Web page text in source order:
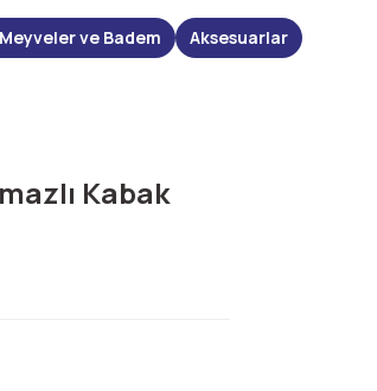
ve Badem
Aksesuarlar
Kabak